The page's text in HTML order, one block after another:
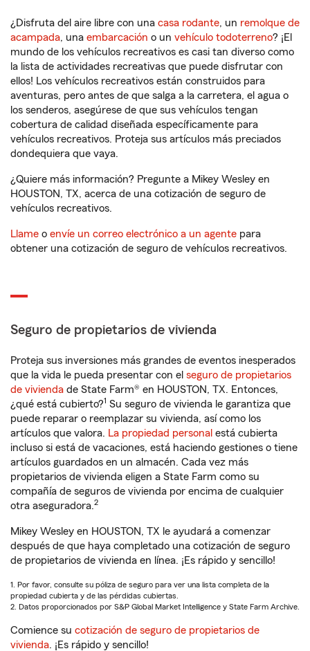
¿Disfruta del aire libre con una casa rodante, un remolque de
acampada, una embarcación o un vehículo todoterreno? ¡El
mundo de los vehículos recreativos es casi tan diverso como
la lista de actividades recreativas que puede disfrutar con
ellos! Los vehículos recreativos están construidos para
aventuras, pero antes de que salga a la carretera, el agua o
los senderos, asegúrese de que sus vehículos tengan
cobertura de calidad diseñada específicamente para
vehículos recreativos. Proteja sus artículos más preciados
dondequiera que vaya.
¿Quiere más información? Pregunte a Mikey Wesley en
HOUSTON, TX, acerca de una cotización de seguro de
vehículos recreativos.
Llame o envíe un correo electrónico a un agente para
obtener una cotización de seguro de vehículos recreativos.
Seguro de propietarios de vivienda
Proteja sus inversiones más grandes de eventos inesperados
que la vida le pueda presentar con el seguro de propietarios
de vivienda de State Farm® en HOUSTON, TX. Entonces,
¿qué está cubierto?1 Su seguro de vivienda le garantiza que
puede reparar o reemplazar su vivienda, así como los
artículos que valora. La propiedad personal está cubierta
incluso si está de vacaciones, está haciendo gestiones o tiene
artículos guardados en un almacén. Cada vez más
propietarios de vivienda eligen a State Farm como su
compañía de seguros de vivienda por encima de cualquier
otra aseguradora.2
Mikey Wesley en HOUSTON, TX le ayudará a comenzar
después de que haya completado una cotización de seguro
de propietarios de vivienda en línea. ¡Es rápido y sencillo!
1. Por favor, consulte su póliza de seguro para ver una lista completa de la
propiedad cubierta y de las pérdidas cubiertas.
2. Datos proporcionados por S&P Global Market Intelligence y State Farm Archive.
Comience su cotización de seguro de propietarios de
vivienda. ¡Es rápido y sencillo!